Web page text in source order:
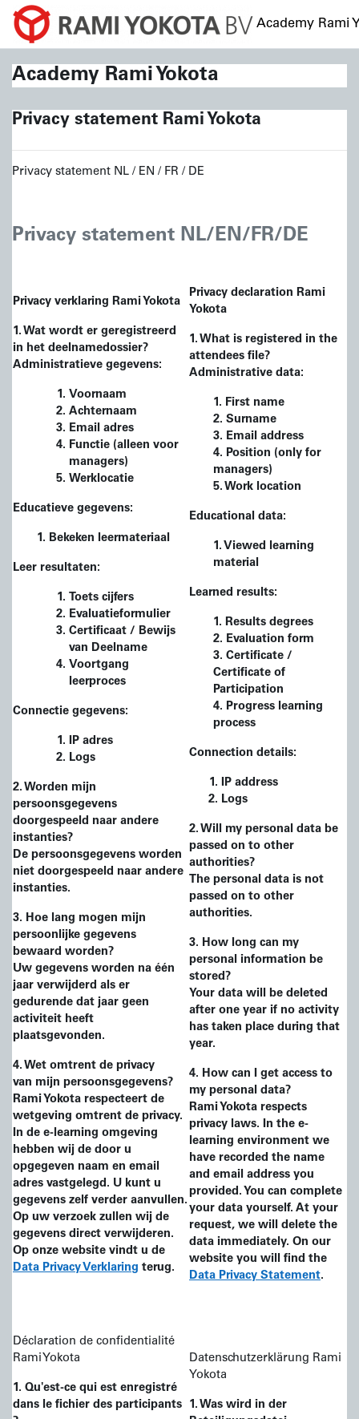
Ga naar hoofdinhoud
Academy Rami
Academy Rami Yokota
Privacy statement Rami Yokota
Privacy statement NL / EN / FR / DE
Privacy statement NL/EN/FR/DE
Privacy verklaring Rami Yokota
1. Wat wordt er geregistreerd
in het deelnamedossier?
Administratieve gegevens:
Voornaam
Achternaam
Email adres
Functie (alleen voor
managers)
Werklocatie
Educatieve gegevens:
1. Bekeken leermateriaal
Leer resultaten:
Toets cijfers
Evaluatieformulier
Certificaat / Bewijs
van Deelname
Voortgang
leerproces
Connectie gegevens:
IP adres
Logs
2. Worden mijn
persoonsgegevens
doorgespeeld naar andere
instanties?
De persoonsgegevens worden
niet doorgespeeld naar andere
instanties.
3. Hoe lang mogen mijn
persoonlijke gegevens
bewaard worden?
Uw gegevens worden na één
jaar verwijderd als er
gedurende dat jaar geen
activiteit heeft
plaatsgevonden.
4. Wet omtrent de privacy
van mijn persoonsgegevens?
Rami Yokota respecteert de
wetgeving omtrent de privacy.
In de e-learning omgeving
hebben wij de door u
opgegeven naam en email
adres vastgelegd. U kunt u
gegevens zelf verder aanvullen.
Op uw verzoek zullen wij de
gegevens direct verwijderen.
Op onze website vindt u de
Data Privacy Verklaring terug.
Privacy declaration Rami
Yokota
1. What is registered in the
attendees file?
Administrative data:
1. First name
2. Surname
3. Email address
4. Position (only for
managers)
5. Work location
Educational data:
1. Viewed learning
material
Learned results:
1. Results degrees
2. Evaluation form
3. Certificate /
Certificate of
Participation
4. Progress learning
process
Connection details:
IP address
Logs
2. Will my personal data be
passed on to other
authorities?
The personal data is not
passed on to other
authorities.
3. How long can my
personal information be
stored?
Your data will be deleted
after one year if no activity
has taken place during that
year.
4. How can I get access to
my personal data?
Rami Yokota respects
privacy laws. In the e-
learning environment we
have recorded the name
and email address you
provided. You can complete
your data yourself. At your
request, we will delete the
data immediately. On our
website you will find the
Data Privacy Statement.
Déclaration de confidentialité
Rami Yokota
1. Qu'est-ce qui est enregistré
dans le fichier des participants
Datenschutzerklärung Rami
Yokota
1. Was wird in der